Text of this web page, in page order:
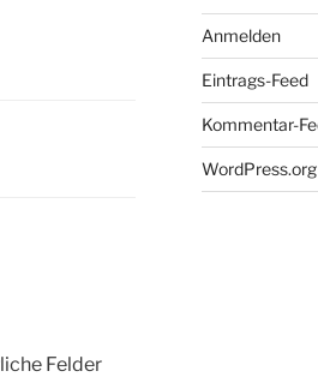
Felder
Anmelden
Eintrags-Feed
Kommentar-
WordPress.org